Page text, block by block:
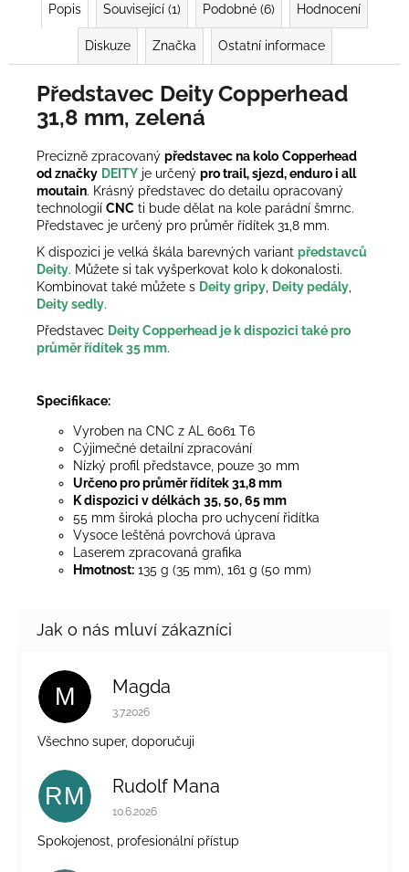
Popis Související (1) Podobné (6) Hodnocení
Diskuze Značka Ostatní informace
Představec Deity Copperhead
31,8 mm, zelená
Precizně zpracovaný představec na kolo Copperhead
od značky DEITY je určený pro trail, sjezd, enduro i all
moutain. Krásný představec do detailu opracovaný
technologií CNC ti bude dělat na kole parádní šmrnc.
Představec je určený pro průměr řídítek 31,8 mm.
K dispozici je velká škála barevných variant představců
Deity. Můžete si tak vyšperkovat kolo k dokonalosti.
Kombinovat také můžete s Deity gripy, Deity pedály,
Deity sedly.
Představec Deity Copperhead je k dispozici také pro
průměr řídítek 35 mm.
Specifikace:
Vyroben na CNC z AL 6061 T6
Cýjimečné detailní zpracování
Nízký profil představce, pouze 30 mm
Určeno pro průměr řídítek 31,8 mm
K dispozici v délkách 35, 50, 65 mm
55 mm široká plocha pro uchycení řidítka
Vysoce leštěná povrchová úprava
Laserem zpracovaná grafika
Hmotnost: 135 g (35 mm), 161 g (50 mm)
M Magda
Hodnocení obchodu je 5 z 5 hvězdiček.
3.7.2026
Všechno super, doporučuji
RM Rudolf Mana
Hodnocení obchodu je 5 z 5 hvězdiček.
10.6.2026
Spokojenost, profesionální přístup